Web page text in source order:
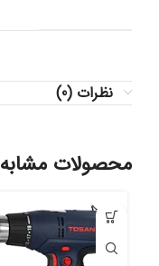
نظرات (0)
محصولات مشابه